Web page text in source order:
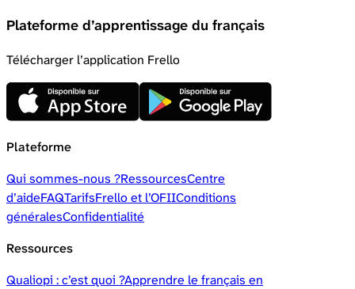
Plateforme d’apprentissage du français
Télécharger l’application Frello
Plateforme
Qui sommes-nous ?RessourcesCentre
d’aideFAQTarifsFrello et l’OFIIConditions
généralesConfidentialité
Ressources
Qualiopi : c’est quoi ?Apprendre le français en